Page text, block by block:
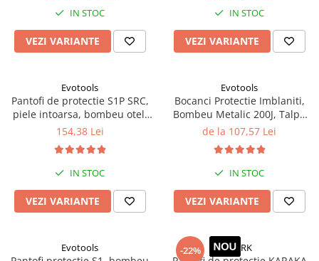
Autocolante reflectorizante si
fluorescente
Claxoane Auto si Semnale Electrice
de Avertizare
Goarne si trompete cu aer
Benzi si placi reflectorizante
Kituri Instalare Goarne
IN STOC
VEZI VARIANTE
IN STOC
VEZI VARIANTE
Evotools
Pantofi de protectie S1P SRC,
piele intoarsa, bombeu otel,
talpa injectata, PU
154,38 Lei
IN STOC
VEZI VARIANTE
Evotools
Bocanci Protectie Imblaniti,
Bombeu Metalic 200J, Talpa
Antiderapanta Antistatica,
de la 107,57 Lei
IN STOC
VEZI VARIANTE
Evotools -22% 4WRK